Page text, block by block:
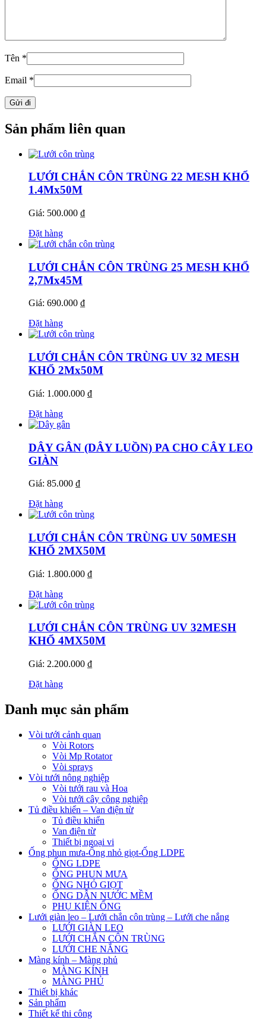
Tên *
Email *
Sản phẩm liên quan
LƯỚI CHẮN CÔN TRÙNG 22 MESH KHỔ
1.4Mx50M
Giá: 500.000 ₫
Đặt hàng
LƯỚI CHẮN CÔN TRÙNG 25 MESH KHỔ
2,7Mx45M
Giá: 690.000 ₫
Đặt hàng
LƯỚI CHẮN CÔN TRÙNG UV 32 MESH
KHỔ 2Mx50M
Giá: 1.000.000 ₫
Đặt hàng
DÂY GÂN (DÂY LUỒN) PA CHO CÂY LEO
GIÀN
Giá: 85.000 ₫
Đặt hàng
LƯỚI CHẮN CÔN TRÙNG UV 50MESH
KHỔ 2MX50M
Giá: 1.800.000 ₫
Đặt hàng
LƯỚI CHẮN CÔN TRÙNG UV 32MESH
KHỔ 4MX50M
Giá: 2.200.000 ₫
Đặt hàng
Danh mục sản phẩm
Vòi tưới cảnh quan
Vòi Rotors
Vòi Mp Rotator
Vòi sprays
Vòi tưới nông nghiệp
Vòi tưới rau và Hoa
Vòi tưới cây công nghiệp
Tủ điều khiển – Van điện từ
Tủ điều khiển
Van điện từ
Thiết bị ngoại vi
Ống phun mưa-Ống nhỏ giọt-Ống LDPE
ỐNG LDPE
ỐNG PHUN MƯA
ỐNG NHỎ GIỌT
ỐNG DẪN NƯỚC MỀM
PHỤ KIỆN ỐNG
Lưới giàn leo – Lưới chắn côn trùng – Lưới che nắng
LƯỚI GIÀN LEO
LƯỚI CHẮN CÔN TRÙNG
LƯỚI CHE NẮNG
Màng kính – Màng phủ
MÀNG KÍNH
MÀNG PHỦ
Thiết bị khác
Sản phẩm
Thiết kế thi công